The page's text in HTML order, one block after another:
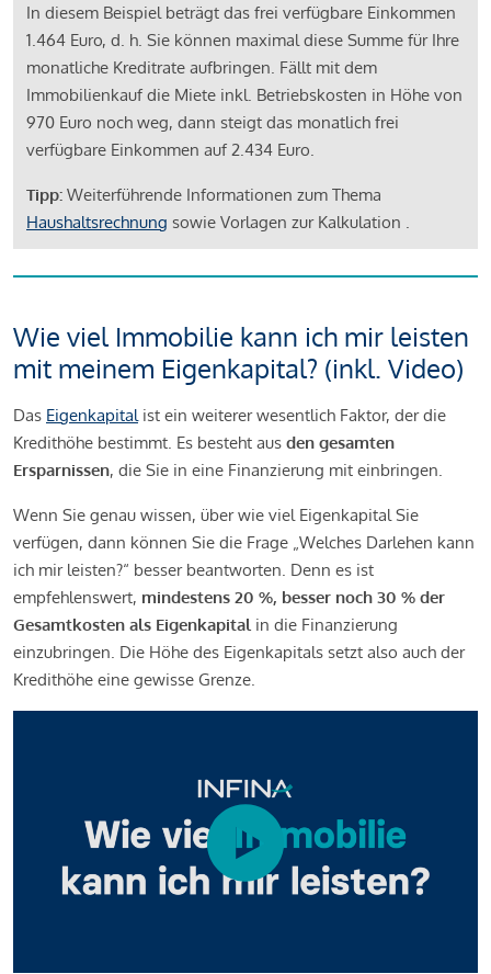
In diesem Beispiel beträgt das frei verfügbare Einkommen
1.464 Euro, d. h. Sie können maximal diese Summe für Ihre
monatliche Kreditrate aufbringen. Fällt mit dem
Immobilienkauf die Miete inkl. Betriebskosten in Höhe von
970 Euro noch weg, dann steigt das monatlich frei
verfügbare Einkommen auf 2.434 Euro.
Tipp: Weiterführende Informationen zum Thema
Haushaltsrechnung sowie Vorlagen zur Kalkulation .
Wie viel Immobilie kann ich mir leisten
mit meinem Eigenkapital? (inkl. Video)
Das Eigenkapitalist ein weiterer wesentlich Faktor, der die
Kredithöhe bestimmt. Es besteht aus den gesamten
Ersparnissen, die Sie in eine Finanzierung mit einbringen.
Wenn Sie genau wissen, über wie viel Eigenkapital Sie
verfügen, dann können Sie die Frage „Welches Darlehen kann
ich mir leisten?“ besser beantworten. Denn es ist
empfehlenswert, mindestens 20 %, besser noch 30 % der
Gesamtkosten als Eigenkapital in die Finanzierung
einzubringen. Die Höhe des Eigenkapitals setzt also auch der
Kredithöhe eine gewisse Grenze.